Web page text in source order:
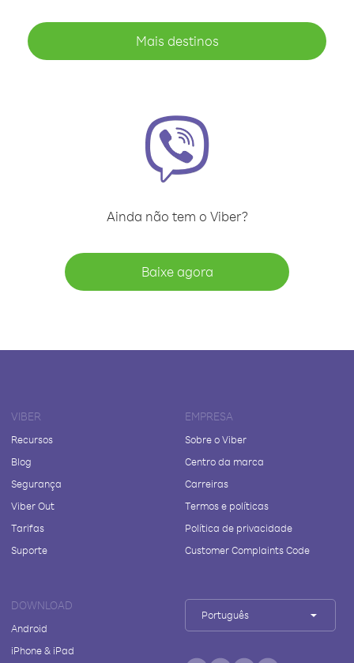
Mais destinos
Ainda não tem o Viber?
Baixe agora
VIBER
Recursos
Blog
Segurança
Viber Out
Tarifas
Suporte
EMPRESA
Sobre o Viber
Centro da marca
Carreiras
Termos e políticas
Política de privacidade
Customer Complaints Code
DOWNLOAD
Android
iPhone & iPad
Português